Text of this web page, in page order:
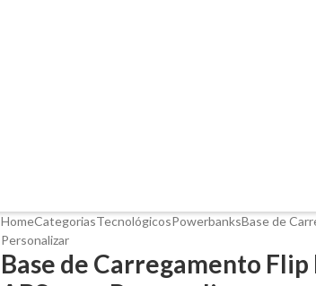
HomeCategoriasTecnológicosPowerbanksBase de
Personalizar
Base de Carregamento